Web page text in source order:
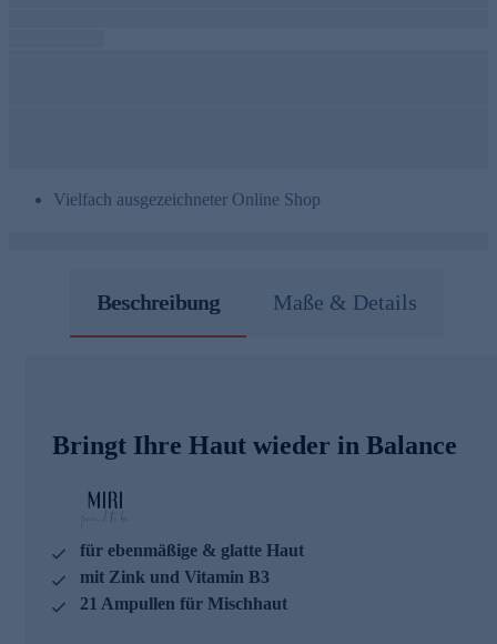
Vielfach ausgezeichneter Online Shop
Beschreibung Maße & Details
Bringt Ihre Haut wieder in Balance
für ebenmäßige & glatte Haut
mit Zink und Vitamin B3
21 Ampullen für Mischhaut